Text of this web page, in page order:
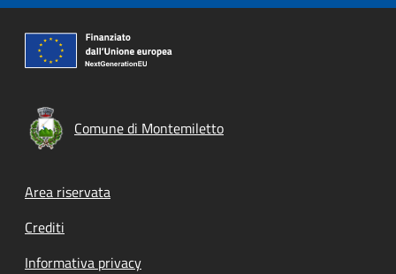
Comune di Montemiletto
Footer menu
Area riservata
Crediti
Informativa privacy